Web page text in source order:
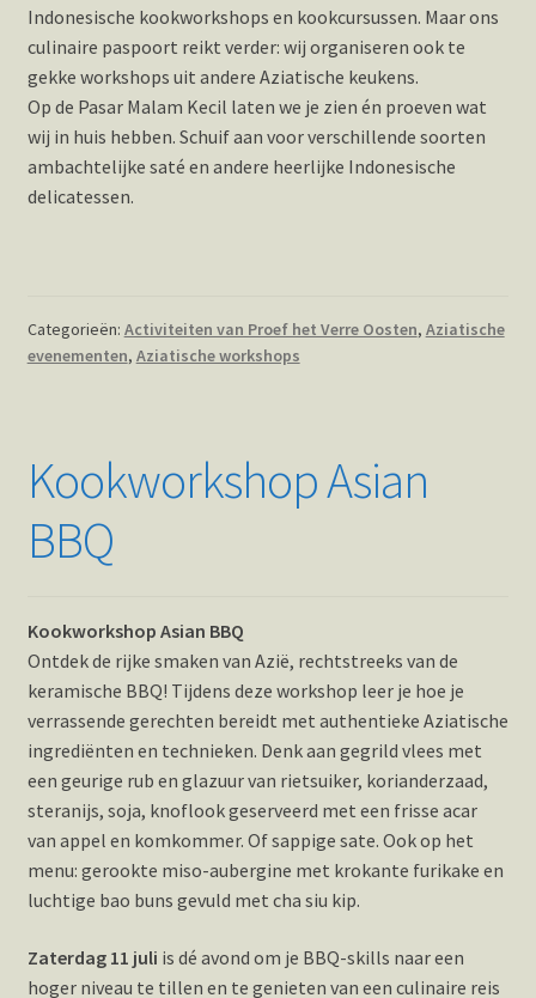
Indonesische kookworkshops en kookcursussen. Maar ons
culinaire paspoort reikt verder: wij organiseren ook te
gekke workshops uit andere Aziatische keukens.
Op de Pasar Malam Kecil laten we je zien én proeven wat
wij in huis hebben. Schuif aan voor verschillende soorten
ambachtelijke saté en andere heerlijke Indonesische
delicatessen.
Categorieën: Activiteiten van Proef het Verre Oosten, Aziatische
evenementen, Aziatische workshops
Kookworkshop Asian
BBQ
Kookworkshop Asian BBQ
Ontdek de rijke smaken van Azië, rechtstreeks van de
keramische BBQ! Tijdens deze workshop leer je hoe je
verrassende gerechten bereidt met authentieke Aziatische
ingrediënten en technieken. Denk aan gegrild vlees met
een geurige rub en glazuur van rietsuiker, korianderzaad,
steranijs, soja, knoflook geserveerd met een frisse acar
van appel en komkommer. Of sappige sate. Ook op het
menu: gerookte miso-aubergine met krokante furikake en
luchtige bao buns gevuld met cha siu kip.
Zaterdag 11 juli is dé avond om je BBQ-skills naar een
hoger niveau te tillen en te genieten van een culinaire reis